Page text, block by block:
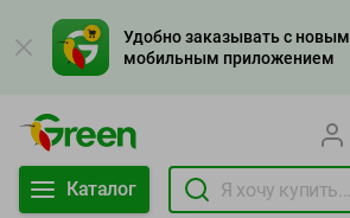
Удобно заказывать с новым
мобильным приложением
Каталог